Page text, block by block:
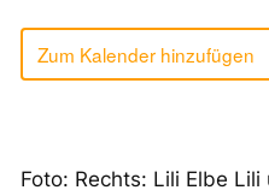
Zum Kalender hinzufügen
Foto: Rechts: Lili Elbe Lili